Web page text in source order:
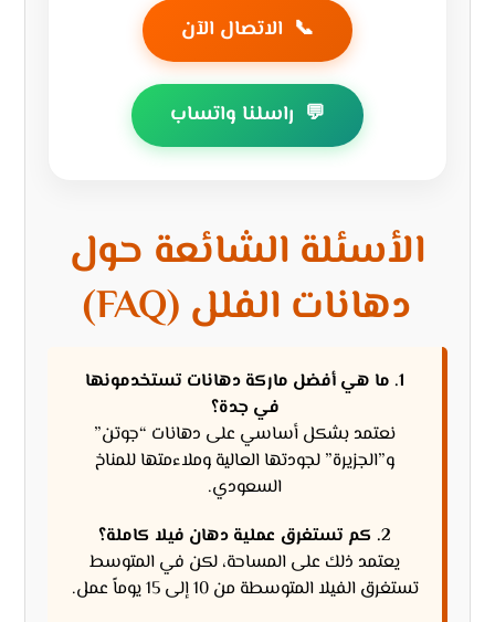
📞 الاتصال الآن
💬 راسلنا واتساب
الأسئلة الشائعة حول
دهانات الفلل (FAQ)
1. ما هي أفضل ماركة دهانات تستخدمونها
في جدة؟
نعتمد بشكل أساسي على دهانات “جوتن”
و”الجزيرة” لجودتها العالية وملاءمتها للمناخ
السعودي.
2. كم تستغرق عملية دهان فيلا كاملة؟
يعتمد ذلك على المساحة، لكن في المتوسط
تستغرق الفيلا المتوسطة من 10 إلى 15 يوماً عمل.